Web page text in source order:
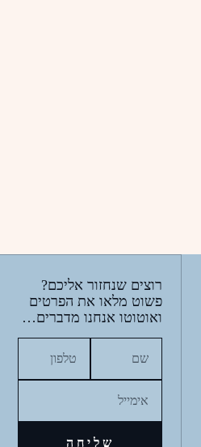
רוצים שנחזור אליכם?
פשוט מלאו את הפרטים
ואוטוטו אנחנו מדברים…
שליחה